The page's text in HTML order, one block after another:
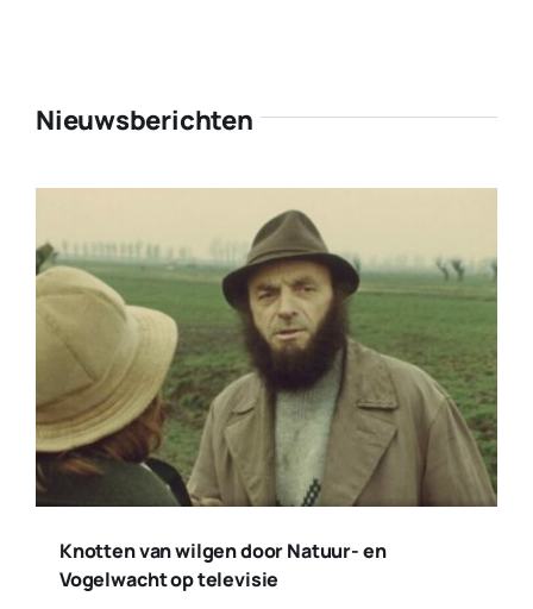
Nieuwsberichten
Knotten van wilgen door Natuur- en
Vogelwacht op televisie